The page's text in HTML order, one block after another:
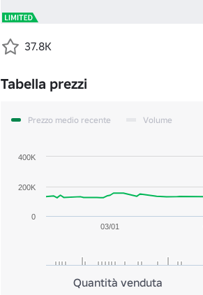
37.8K
Tabella prezzi
Prezzo medio recente Volume
03/01
0
200K
400K
Quantità venduta